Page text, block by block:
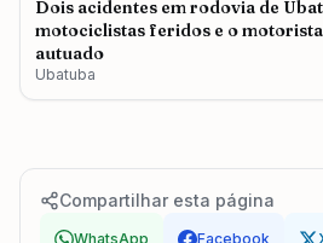
Dois acidentes em rodovia de
motociclistas feridos e o motorista
autuado
Ubatuba
Compartilhar esta página
WhatsApp Facebook